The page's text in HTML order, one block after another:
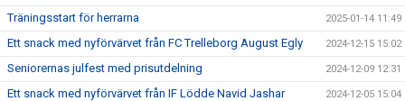
Träningsstart för herrarna 2025-01-14 11:49
Ett snack med nyförvärvet från FC Trelleborg August Egly 2024-12-15 15:02
Seniorernas julfest med prisutdelning 2024-12-09 12:31
Ett snack med nyförvärvet från IF Lödde Navid Jashar 2024-12-05 15:04